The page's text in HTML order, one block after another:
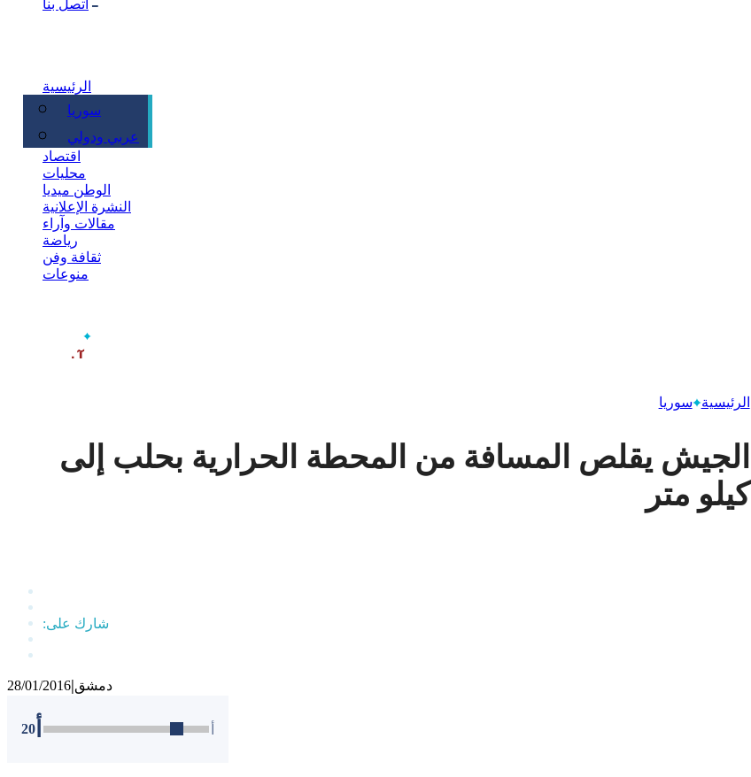
اتصل بنا
الرئيسية
سوريا
عربي ودولي
اقتصاد
محليات
الوطن ميديا
النشرة الإعلانية
مقالات وآراء
رياضة
ثقافة وفن
منوعات
‫آخر
الرئيسية سوريا
الجيش يقلص المسافة من المحطة الحرارية بحلب إلى
كيلو متر
28/01/2016 دمشق
20